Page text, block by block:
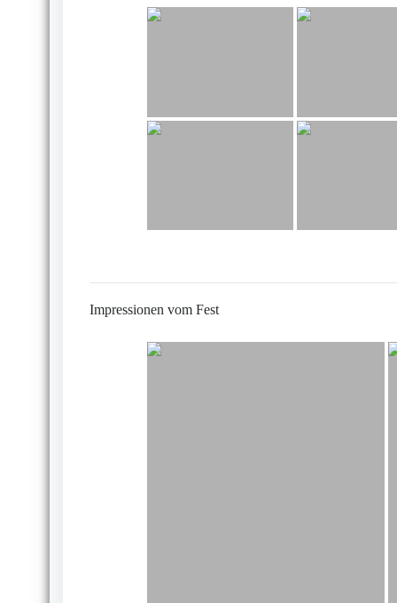
Impressionen vom Fest